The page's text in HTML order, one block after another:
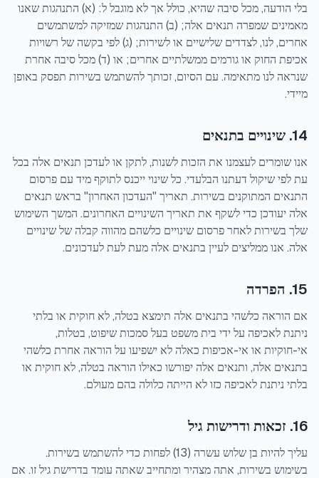
בלי הודעה, מכל סיבה שהיא, כולל אך לא מוגבל ל: (א) התנהגות שאנו
מאמינים שמפרה תנאים אלה; (ב) התנהגות שמזיקה למשתמשים
אחרים, לנו, לצדדים שלישיים או לשירות; (ג) לפי בקשה של רשויות
אכיפת החוק או גורמים ממשלתיים אחרים; או (ד) מכל סיבה אחרת
שנראה לנו מתאימה. עם הסיום, זכותך להשתמש בשירות תפסק באופן
מיידי.
14. שינויים בתנאים
אנו שומרים לעצמנו את הזכות לשנות, לתקן או לעדכן תנאים אלה בכל
עת לפי שיקול דעתנו הבלעדי. כל שינוי ייכנס לתוקף מיד עם פרסום
התנאים המתוקנים בשירות. תאריך "העדכון האחרון" בראש תנאים
אלה יעודכן כדי לשקף את תאריך השינויים האחרונים. המשך השימוש
שלך בשירות לאחר פרסום שינויים כלשהם מהווה קבלה של שינויים
אלה. אנו ממליצים לעיין בתנאים אלה מעת לעת לעדכונים.
15. הפרדה
אם הוראה כלשהי בתנאים אלה תימצא בטלה, לא חוקית או בלתי
ניתנת לאכיפה על ידי בית משפט בעל סמכות שיפוט, בטלות,
אי-חוקיות או אי-אכיפות כאלה לא ישפיעו על הוראה אחרת כלשהי
בתנאים אלה, ותנאים אלה יפורשו כאילו הוראה בטלה, לא חוקית או
בלתי ניתנת לאכיפה כזו לא הייתה כלולה בהם מעולם.
16. זכאות ודרישות גיל
עליך להיות בן שלוש עשרה (13) לפחות כדי להשתמש בשירות.
בשימוש בשירות, אתה מצהיר ומתחייב שאתה עומד בדרישת גיל זו. אם